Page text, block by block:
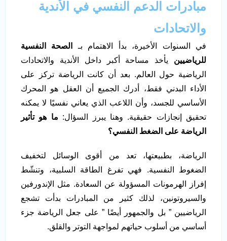
مبادرات الدعم النفسي في الأندية
والاتحادات
في السنوات الأخيرة، بدأ الاهتمام بـ
الصحة النفسية
للرياضيين يأخذ مساحة أكبر داخل الأندية والاتحادات
الرياضية حول العالم. بعد أن كانت الرياضة تركز على
الأداء البدني فقط، أدرك الجميع أن العقل هو المحرك
الأساسي للجسد، وأن اللاعب الذي يعاني نفسيًا لا يمكنه
تحقيق إنجازات حقيقية. وهنا يبرز السؤال: ما هو تأثير
الرياضة على الضغط النفسي؟
الرياضة، بطبيعتها، تعد من أقوى الوسائل لتخفيف
الضغوط النفسية. فهي تفرغ الطاقة السلبية، وتنشّط
إفراز الهرمونات المسؤولة عن السعادة. مثل الإندورفين
والسيروتونين، لذلك كثير من المبادرات بدأت تشجع
الرياضيين ” بل والجمهور أيضًا ” على جعل الرياضة جزء
أساسي من أسلوب حياتهم لمواجهة التوتر والقلق.